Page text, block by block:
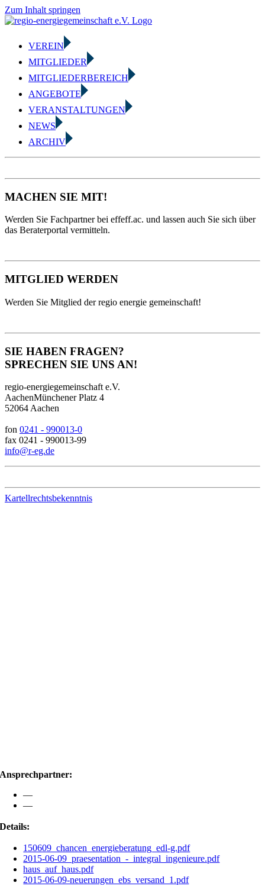
Zum Inhalt springen
VEREIN
MITGLIEDER
MITGLIEDERBEREICH
ANGEBOTE
VERANSTALTUNGEN
NEWS
ARCHIV
MACHEN SIE MIT!
Werden Sie Fachpartner bei effeff.ac. und lassen auch Sie sich über
das Beraterportal vermitteln.
MITGLIED WERDEN
Werden Sie Mitglied der regio energie gemeinschaft!
SIE HABEN FRAGEN?
SPRECHEN SIE UNS AN!
regio-energiegemeinschaft e.V.
AachenMünchener Platz 4
52064 Aachen
fon 0241 - 990013-0
fax 0241 - 990013-99
info@r-eg.de
Kartellrechtsbekenntnis
Ansprechpartner:
—
—
Details:
150609_chancen_energieberatung_edl-g.pdf
2015-06-09_praesentation_-_integral_ingenieure.pdf
haus_auf_haus.pdf
2015-06-09-neuerungen_ebs_versand_1.pdf